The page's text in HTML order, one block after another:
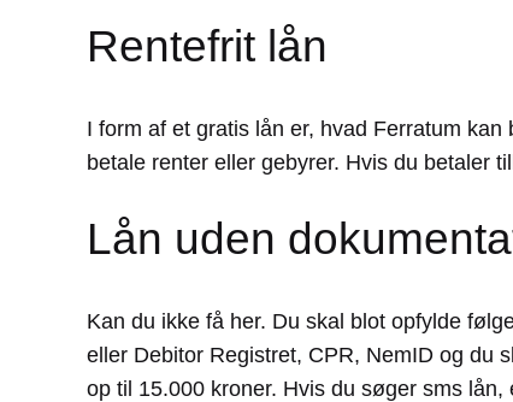
Rentefrit lån
I form af et gratis lån er, hvad Ferratum
betale renter eller gebyrer. Hvis du betaler
Lån uden
Kan du ikke få her. Du skal blot opfylde
eller Debitor Registret, CPR, NemID og du
op til 15.000 kroner. Hvis du søger sms